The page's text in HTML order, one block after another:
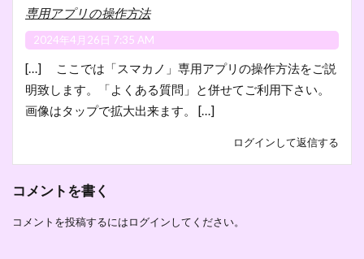
専用アプリの操作方法
2024年4月26日 7:35 AM
[…] ここでは「スマカノ」専用アプリの操作方法をご説
明致します。「よくある質問」と併せてご利用下さい。
画像はタップで拡大出来ます。 […]
ログインして返信する
コメントを書く
コメントを投稿するにはログインしてください。